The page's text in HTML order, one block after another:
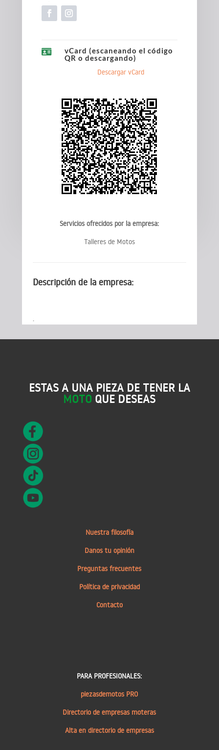

vCard (escaneando el código
QR o descargando)
Descargar vCard
Servicios ofrecidos por la empresa:
Talleres de Motos
Descripción de la empresa:
.
ESTAS A UNA PIEZA DE TENER LA
MOTO QUE DESEAS
Nuestra filosofía
Danos tu opinión
Preguntas frecuentes
Política de privacidad
Contacto
PARA PROFESIONALES:
piezasdemotos PRO
Directorio de empresas moteras
Alta en directorio de empresas